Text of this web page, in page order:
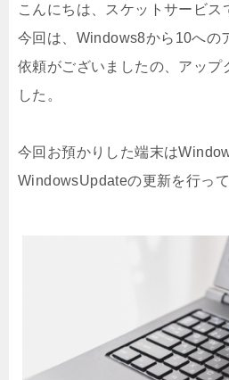
こんにちは、スケットサービス
今回は、Windows8から10への
依頼がございましたの、アップ
した。
今回お預かりした端末は
WindowsUpdateの更新を行っ